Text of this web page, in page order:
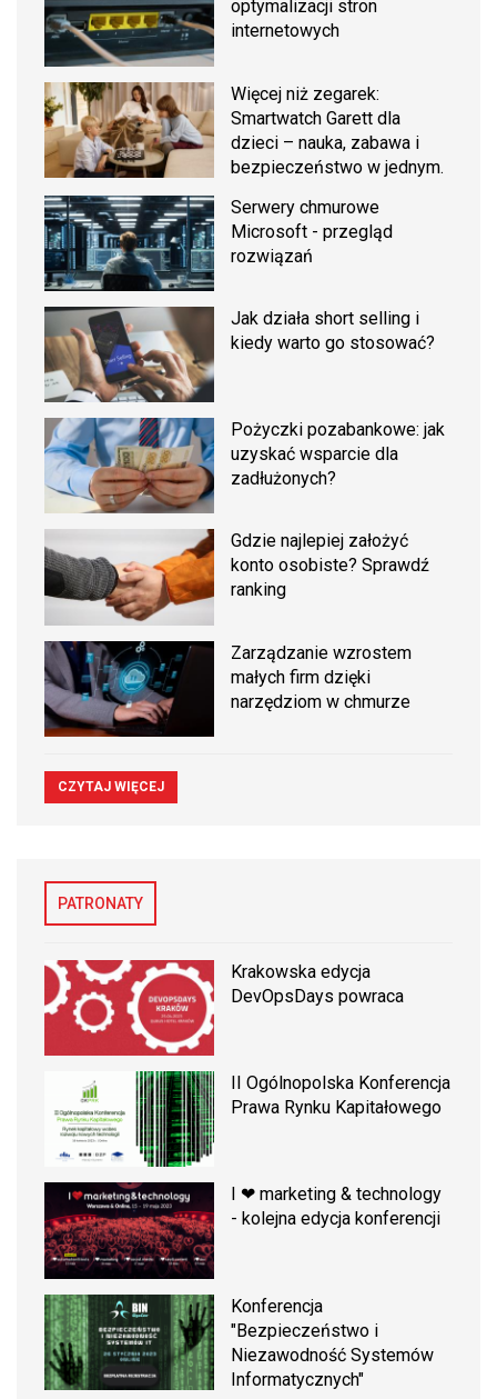
optymalizacji stron
internetowych
Więcej niż zegarek:
Smartwatch Garett dla
dzieci – nauka, zabawa i
bezpieczeństwo w jednym.
Serwery chmurowe
Microsoft - przegląd
rozwiązań
Jak działa short selling i
kiedy warto go stosować?
Pożyczki pozabankowe: jak
uzyskać wsparcie dla
zadłużonych?
Gdzie najlepiej założyć
konto osobiste? Sprawdź
ranking
Zarządzanie wzrostem
małych firm dzięki
narzędziom w chmurze
CZYTAJ WIĘCEJ
PATRONATY
Krakowska edycja
DevOpsDays powraca
II Ogólnopolska Konferencja
Prawa Rynku Kapitałowego
I ❤ marketing & technology
- kolejna edycja konferencji
Konferencja
"Bezpieczeństwo i
Niezawodność Systemów
Informatycznych"